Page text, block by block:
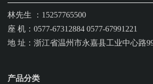
林先生 ：15257765500
座 机：0577-67312884 0577-67991221
地 址：浙江省温州市永嘉县工业中心路
产品分类